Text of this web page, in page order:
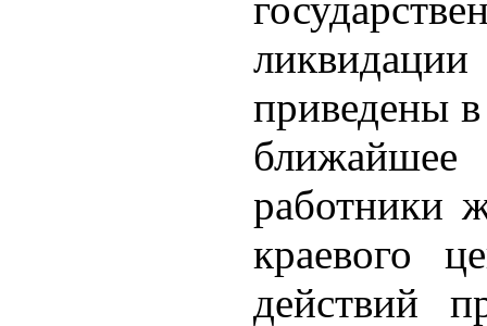
приведены
работники
краевого
действий